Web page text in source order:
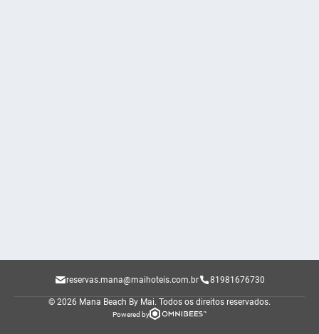
reservas.mana@maihoteis.com.br 81981676730
© 2026 Mana Beach By Mai. Todos os direitos reservados.
Powered by